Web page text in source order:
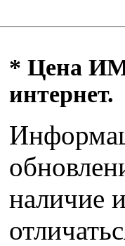
* Цена ИМ
интернет.
наличие